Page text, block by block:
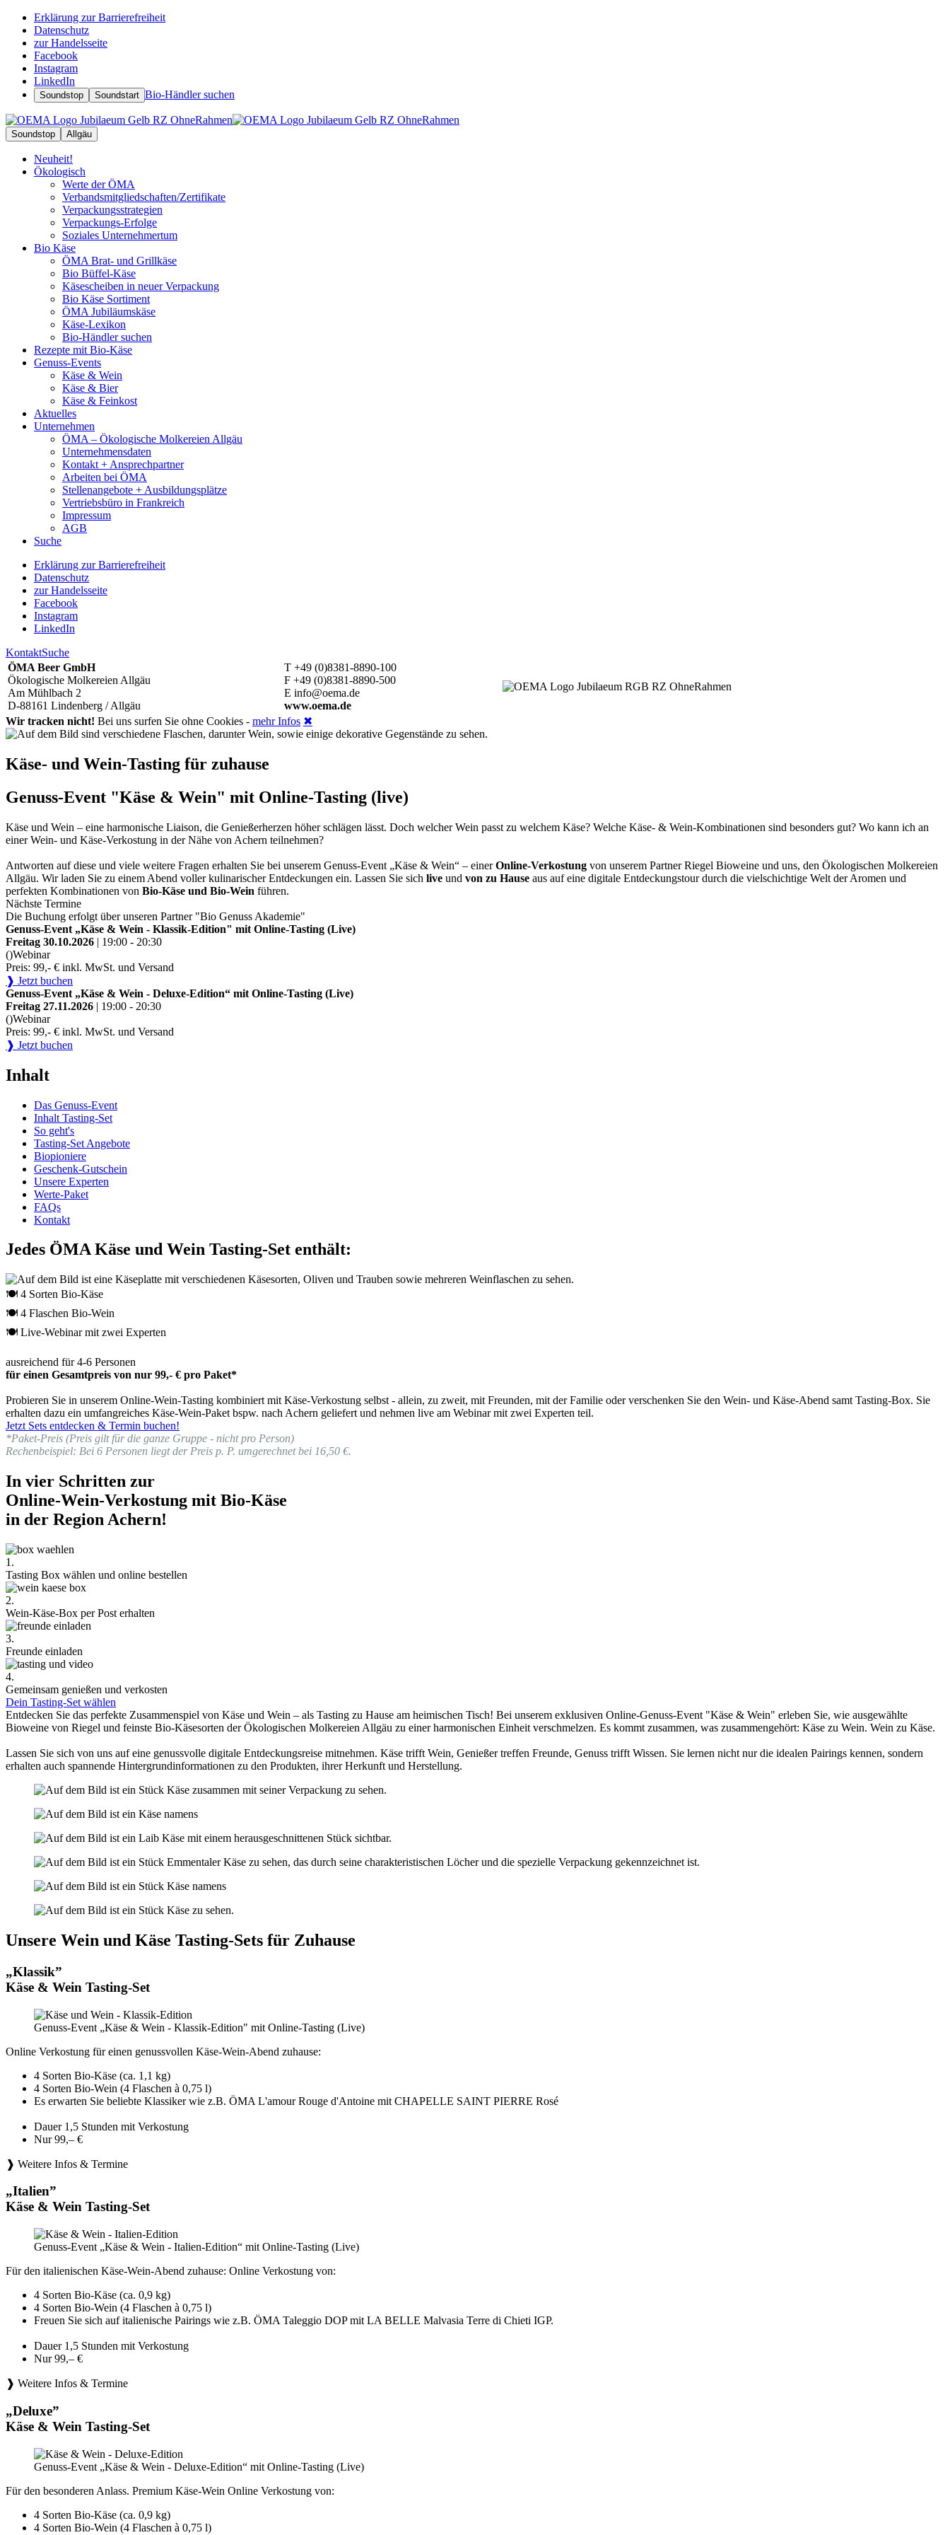
Erklärung zur Barrierefreiheit
Datenschutz
zur Handelsseite
Facebook
Instagram
LinkedIn
Soundstop Soundstart Bio-Händler suchen
Soundstop Allgäu
Neuheit!
Ökologisch
Werte der ÖMA
Verbandsmitgliedschaften/Zertifikate
Verpackungsstrategien
Verpackungs-Erfolge
Soziales Unternehmertum
Bio Käse
ÖMA Brat- und Grillkäse
Bio Büffel-Käse
Käsescheiben in neuer Verpackung
Bio Käse Sortiment
ÖMA Jubiläumskäse
Käse-Lexikon
Bio-Händler suchen
Rezepte mit Bio-Käse
Genuss-Events
Käse & Wein
Käse & Bier
Käse & Feinkost
Aktuelles
Unternehmen
ÖMA – Ökologische Molkereien Allgäu
Unternehmensdaten
Kontakt + Ansprechpartner
Arbeiten bei ÖMA
Stellenangebote + Ausbildungsplätze
Vertriebsbüro in Frankreich
Impressum
AGB
Suche
Erklärung zur Barrierefreiheit
Datenschutz
zur Handelsseite
Facebook
Instagram
LinkedIn
KontaktSuche
ÖMA Beer GmbH
Ökologische Molkereien Allgäu
Am Mühlbach 2
D-88161 Lindenberg / Allgäu
T +49 (0)8381-8890-100
F +49 (0)8381-8890-500
E info@oema.de
www.oema.de
Wir tracken nicht! Bei uns surfen Sie ohne Cookies - mehr Infos ✖
Käse- und Wein-Tasting für zuhause
Genuss-Event "Käse & Wein" mit Online-Tasting (live)
Käse und Wein – eine harmonische Liaison, die Genießerherzen höher schlägen lässt. Doch welcher Wein passt zu welchem Käse? Welche Käse- & Wein-Kombinationen sind besonders gut? Wo kann ich an
einer Wein- und Käse-Verkostung in der Nähe von Achern teilnehmen?
Antworten auf diese und viele weitere Fragen erhalten Sie bei unserem Genuss-Event „Käse & Wein“ – einerOnline-Verkostung von unserem Partner Riegel Bioweine und uns, den Ökologischen Molkereien
Allgäu. Wir laden Sie zu einem Abend voller kulinarischer Entdeckungen ein. Lassen Sie sich live und von zu Hause aus auf eine digitale Entdeckungstour durch die vielschichtige Welt der Aromen und
perfekten Kombinationen von Bio-Käse und Bio-Wein führen.
Nächste Termine
Die Buchung erfolgt über unseren Partner "Bio Genuss Akademie"
Genuss-Event „Käse & Wein - Klassik-Edition" mit Online-Tasting (Live)
Freitag 30.10.2026 | 19:00 - 20:30
()Webinar
Preis: 99,- € inkl. MwSt. und Versand
❱ Jetzt buchen
Genuss-Event „Käse & Wein - Deluxe-Edition“ mit Online-Tasting (Live)
Freitag 27.11.2026 | 19:00 - 20:30
()Webinar
Preis: 99,- € inkl. MwSt. und Versand
❱ Jetzt buchen
Inhalt
Das Genuss-Event
Inhalt Tasting-Set
So geht's
Tasting-Set Angebote
Biopioniere
Geschenk-Gutschein
Unsere Experten
Werte-Paket
FAQs
Kontakt
Jedes ÖMA Käse und Wein Tasting-Set enthält:
🍽 4 Sorten Bio-Käse
🍽 4 Flaschen Bio-Wein
🍽 Live-Webinar mit zwei Experten
ausreichend für 4-6 Personen
für einen Gesamtpreis von nur 99,- € pro Paket*
Probieren Sie in unserem Online-Wein-Tasting kombiniert mit Käse-Verkostung selbst - allein, zu zweit, mit Freunden, mit der Familie oder verschenken Sie den Wein- und Käse-Abend samt Tasting-Box. Sie
erhalten dazu ein umfangreiches Käse-Wein-Paket bspw. nach Achern geliefert und nehmen live am Webinar mit zwei Experten teil.
Jetzt Sets entdecken & Termin buchen!
*Paket-Preis (Preis gilt für die ganze Gruppe - nicht pro Person)
Rechenbeispiel: Bei 6 Personen liegt der Preis p. P. umgerechnet bei 16,50 €.
In vier Schritten zur
Online-Wein-Verkostung mit Bio-Käse
in der Region Achern!
1.
Tasting Box wählen und online bestellen
2.
Wein-Käse-Box per Post erhalten
3.
Freunde einladen
4.
Gemeinsam genießen und verkosten
Dein Tasting-Set wählen
Entdecken Sie das perfekte Zusammenspiel von Käse und Wein – als Tasting zu Hause am heimischen Tisch! Bei unserem exklusiven Online-Genuss-Event "Käse & Wein" erleben Sie, wie ausgewählte
Bioweine von Riegel und feinste Bio-Käsesorten der Ökologischen Molkereien Allgäu zu einer harmonischen Einheit verschmelzen. Es kommt zusammen, was zusammengehört: Käse zu Wein. Wein zu Käse.
Lassen Sie sich von uns auf eine genussvolle digitale Entdeckungsreise mitnehmen. Käse trifft Wein, Genießer treffen Freunde, Genuss trifft Wissen. Sie lernen nicht nur die idealen Pairings kennen, sondern
erhalten auch spannende Hintergrundinformationen zu den Produkten, ihrer Herkunft und Herstellung.
Unsere Wein und Käse Tasting-Sets für Zuhause
„Klassik”
Käse & Wein Tasting-Set
Genuss-Event „Käse & Wein - Klassik-Edition" mit Online-Tasting (Live)
Online Verkostung für einen genussvollen Käse-Wein-Abend zuhause:
4 Sorten Bio-Käse (ca. 1,1 kg)
4 Sorten Bio-Wein (4 Flaschen à 0,75 l)
Es erwarten Sie beliebte Klassiker wie z.B. ÖMA L'amour Rouge d'Antoine mit CHAPELLE SAINT PIERRE Rosé
Dauer 1,5 Stunden mit Verkostung
Nur 99,– €
❱ Weitere Infos & Termine
„Italien”
Käse & Wein Tasting-Set
Genuss-Event „Käse & Wein - Italien-Edition“ mit Online-Tasting (Live)
Für den italienischen Käse-Wein-Abend zuhause: Online Verkostung von:
4 Sorten Bio-Käse (ca. 0,9 kg)
4 Sorten Bio-Wein (4 Flaschen à 0,75 l)
Freuen Sie sich auf italienische Pairings wie z.B. ÖMA Taleggio DOP mit LA BELLE Malvasia Terre di Chieti IGP.
Dauer 1,5 Stunden mit Verkostung
Nur 99,– €
❱ Weitere Infos & Termine
„Deluxe”
Käse & Wein Tasting-Set
Genuss-Event „Käse & Wein - Deluxe-Edition“ mit Online-Tasting (Live)
Für den besonderen Anlass. Premium Käse-Wein Online Verkostung von:
4 Sorten Bio-Käse (ca. 0,9 kg)
4 Sorten Bio-Wein (4 Flaschen à 0,75 l)